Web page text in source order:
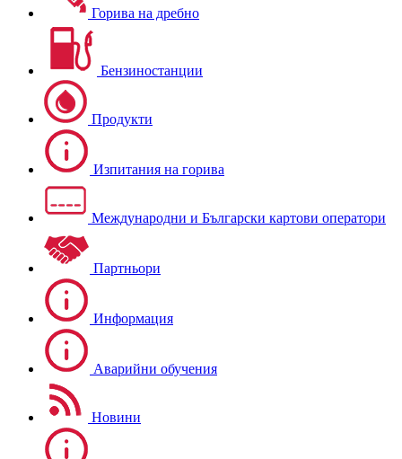
Горива на дребно
Бензиностанции
Продукти
Изпитания на горива
Международни и Български картови оператори
Партньори
Информация
Аварийни обучения
Новини